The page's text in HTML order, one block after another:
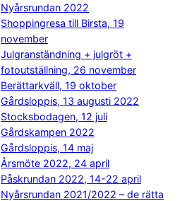
Nyårsrundan 2022
Shoppingresa till Birsta, 19
november
Julgranständning + julgröt +
fotoutställning, 26 november
Berättarkväll, 19 oktober
Gårdsloppis, 13 augusti 2022
Stocksbodagen, 12 juli
Gårdskampen 2022
Gårdsloppis, 14 maj
Årsmöte 2022, 24 april
Påskrundan 2022, 14-22 april
Nyårsrundan 2021/2022 – de rätta